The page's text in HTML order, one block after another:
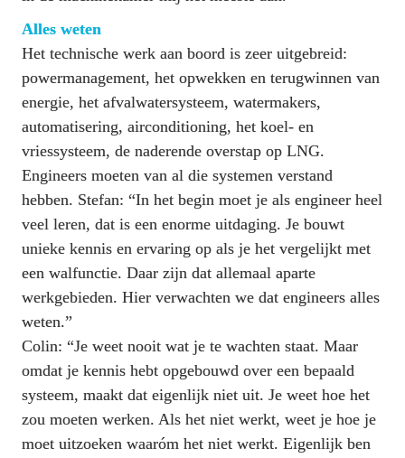
Alles weten
Het technische werk aan boord is zeer uitgebreid:
powermanagement, het opwekken en terugwinnen van
energie, het afvalwatersysteem, watermakers,
automatisering, airconditioning, het koel- en
vriessysteem, de naderende overstap op LNG.
Engineers moeten van al die systemen verstand
hebben. Stefan: “In het begin moet je als engineer heel
veel leren, dat is een enorme uitdaging. Je bouwt
unieke kennis en ervaring op als je het vergelijkt met
een walfunctie. Daar zijn dat allemaal aparte
werkgebieden. Hier verwachten we dat engineers alles
weten.”
Colin: “Je weet nooit wat je te wachten staat. Maar
omdat je kennis hebt opgebouwd over een bepaald
systeem, maakt dat eigenlijk niet uit. Je weet hoe het
zou moeten werken. Als het niet werkt, weet je hoe je
moet uitzoeken waaróm het niet werkt. Eigenlijk ben